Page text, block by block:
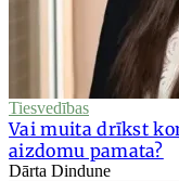
Tiesvedības
Vai muita drīkst
aizdomu pamata?
Dārta Dindune